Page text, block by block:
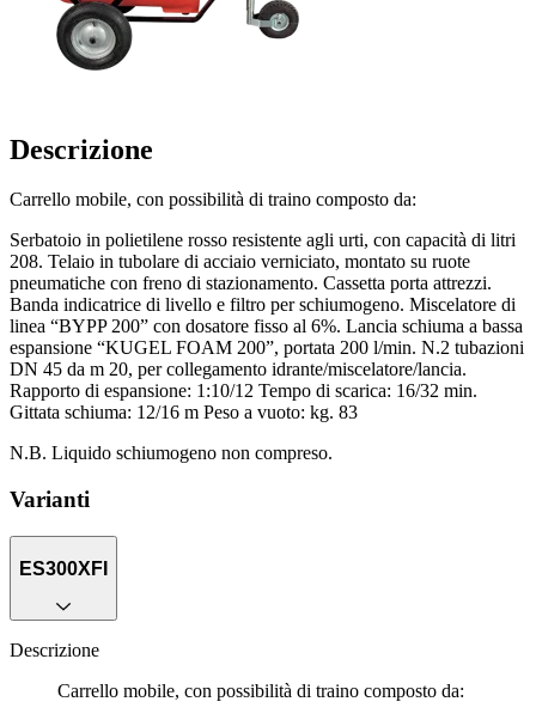
Descrizione
Carrello mobile, con possibilità di traino composto da:
Serbatoio in polietilene rosso resistente agli urti, con capacità di litri
208. Telaio in tubolare di acciaio verniciato, montato su ruote
pneumatiche con freno di stazionamento. Cassetta porta attrezzi.
Banda indicatrice di livello e filtro per schiumogeno. Miscelatore di
linea “BYPP 200” con dosatore fisso al 6%. Lancia schiuma a bassa
espansione “KUGEL FOAM 200”, portata 200 l/min. N.2 tubazioni
DN 45 da m 20, per collegamento idrante/miscelatore/lancia.
Rapporto di espansione: 1:10/12 Tempo di scarica: 16/32 min.
Gittata schiuma: 12/16 m Peso a vuoto: kg. 83
N.B. Liquido schiumogeno non compreso.
Varianti
ES300XFI
Descrizione
Carrello mobile, con possibilità di traino composto da: